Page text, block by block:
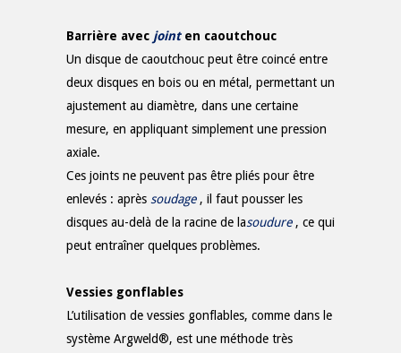
Barrière avec joint en caoutchouc
Un disque de caoutchouc peut être coincé entre
deux disques en bois ou en métal, permettant un
ajustement au diamètre, dans une certaine
mesure, en appliquant simplement une pression
axiale.
Ces joints ne peuvent pas être pliés pour être
enlevés : après soudage , il faut pousser les
disques au-delà de la racine de lasoudure , ce qui
peut entraîner quelques problèmes.
Vessies gonflables
L’utilisation de vessies gonflables, comme dans le
système Argweld®, est une méthode très